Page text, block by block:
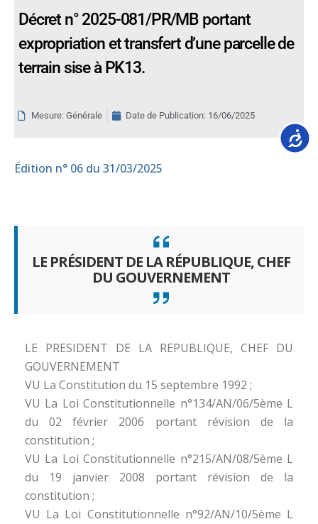
Décret n° 2025-081/PR/MB portant
expropriation et transfert d’une parcelle de
terrain sise à PK13.
Mesure: Générale Date de Publication: 16/06/2025
Édition n° 06 du 31/03/2025
LE PRÉSIDENT DE LA RÉPUBLIQUE, CHEF
DU GOUVERNEMENT
LE PRESIDENT DE LA REPUBLIQUE, CHEF DU
GOUVERNEMENT
VU La Constitution du 15 septembre 1992 ;
VU La Loi Constitutionnelle n°134/AN/06/5ème L
du 02 février 2006 portant révision de la
constitution ;
VU La Loi Constitutionnelle n°215/AN/08/5ème L
du 19 janvier 2008 portant révision de la
constitution ;
VU La Loi Constitutionnelle n°92/AN/10/5ème L